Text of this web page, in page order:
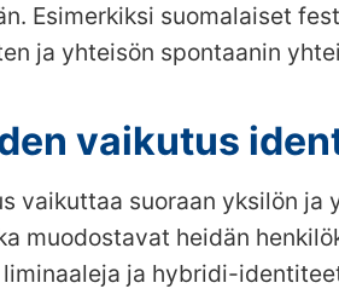
Esimerkiksi suomalaiset
ja yhteisön spontaanin
vaikutus
vaikuttaa suoraan yksilön
muodostavat heidän
ja hybridi-